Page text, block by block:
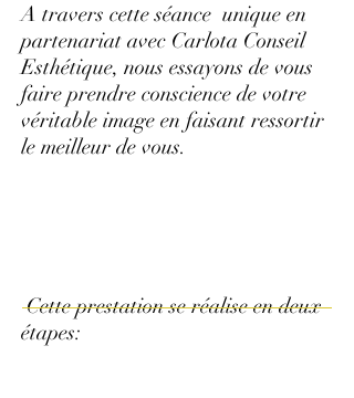
A travers cette séance unique en
partenariat avec Carlota Conseil
Esthétique, nous essayons de vous
faire prendre conscience de votre
véritable image en faisant ressortir
le meilleur de vous.
Cette prestation se réalise en deux
étapes: